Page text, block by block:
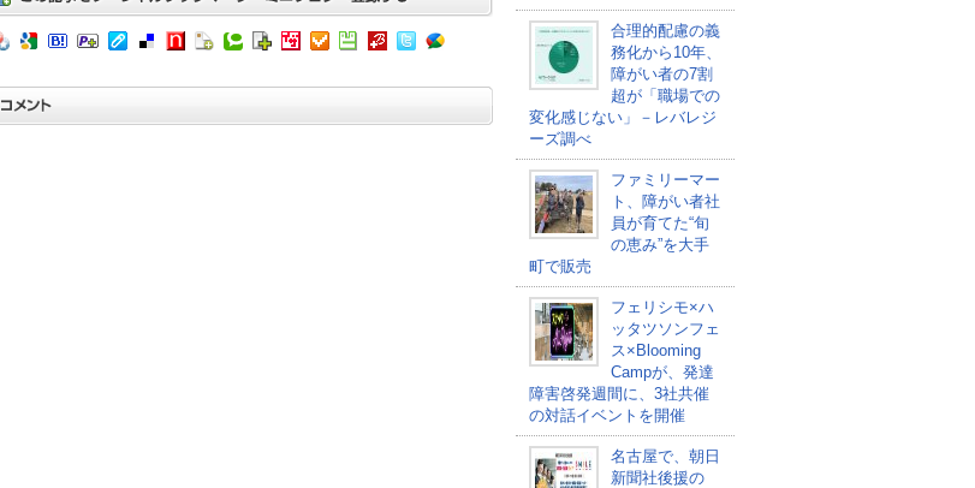
合理的配慮の義
務化から10年、
障がい者の7割
超が「職場での
変化感じない」－レバレジ
ーズ調べ
ファミリーマー
ト、障がい者社
員が育てた“旬
の恵み”を大手
町で販売
フェリシモ×ハ
ッタツソンフェ
ス×Blooming
Campが、発達
障害啓発週間に、3社共催
の対話イベントを開催
名古屋で、朝日
新聞社後援の